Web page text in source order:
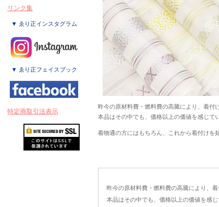
リンク集
▼ ゑり正インスタグラム
▼ ゑり正フェイスブック
特定商取引法表示
昨今の原材料費・燃料費の高騰により、着
本品はその中でも、価格以上の価値を感じて
着物通の方にはもちろん、これから着付けを
昨今の原材料費・燃料費の高騰により、
本品はその中でも、価格以上の価値を感